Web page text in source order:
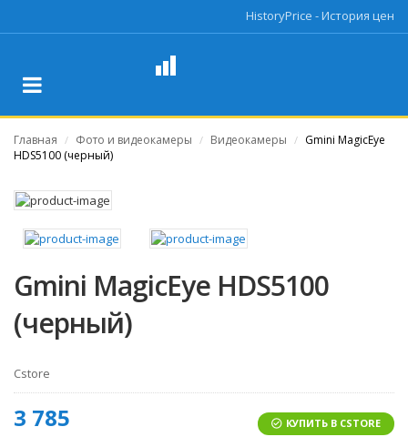
HistoryPrice - История цен
Главная / Фото и видеокамеры / Видеокамеры / Gmini MagicEye
HDS5100 (черный)
Gmini MagicEye HDS5100
(черный)
Cstore
3 785 КУПИТЬ В CSTORE